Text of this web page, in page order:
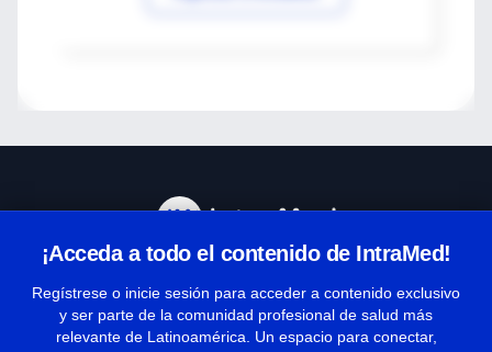
¡Acceda a todo el contenido de IntraMed!
Regístrese o inicie sesión para acceder a contenido exclusivo
y ser parte de la comunidad profesional de salud más
relevante de Latinoamérica. Un espacio para conectar,